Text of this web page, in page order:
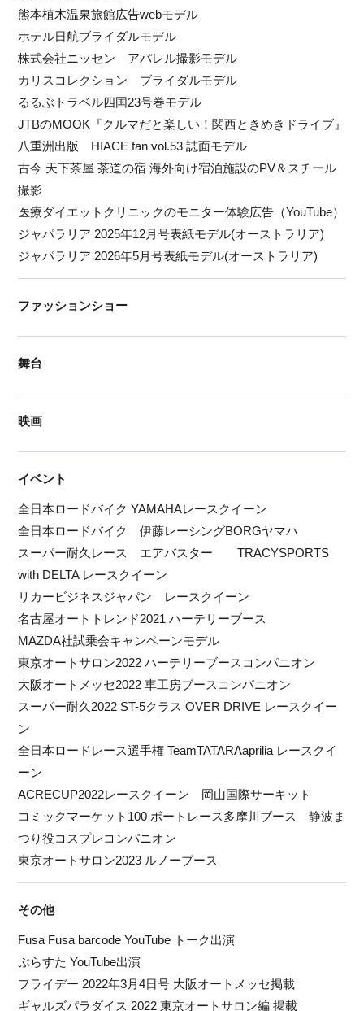
熊本植木温泉旅館広告webモデル
ホテル日航ブライダルモデル
株式会社ニッセン アパレル撮影モデル
カリスコレクション ブライダルモデル
るるぶトラベル四国23号巻モデル
JTBのMOOK『クルマだと楽しい！関西ときめきドライブ』
八重洲出版 HIACE fan vol.53 誌面モデル
古今 天下茶屋 茶道の宿 海外向け宿泊施設のPV＆スチール
撮影
医療ダイエットクリニックのモニター体験広告（YouTube）
ジャパラリア 2025年12月号表紙モデル(オーストラリア)
ジャパラリア 2026年5月号表紙モデル(オーストラリア)
ファッションショー
舞台
映画
イベント
全日本ロードバイク YAMAHAレースクイーン
全日本ロードバイク 伊藤レーシングBORGヤマハ
スーパー耐久レース エアバスター TRACYSPORTS
with DELTA レースクイーン
リカービジネスジャパン レースクイーン
名古屋オートトレンド2021 ハーテリーブース
MAZDA社試乗会キャンペーンモデル
東京オートサロン2022 ハーテリーブースコンパニオン
大阪オートメッセ2022 車工房ブースコンパニオン
スーパー耐久2022 ST-5クラス OVER DRIVE レースクイー
ン
全日本ロードレース選手権 TeamTATARAaprilia レースクイ
ーン
ACRECUP2022レースクイーン 岡山国際サーキット
コミックマーケット100 ボートレース多摩川ブース 静波ま
つり役コスプレコンパニオン
東京オートサロン2023 ルノーブース
その他
Fusa Fusa barcode YouTube トーク出演
ぷらすた YouTube出演
フライデー 2022年3月4日号 大阪オートメッセ掲載
ギャルズパラダイス 2022 東京オートサロン編 掲載